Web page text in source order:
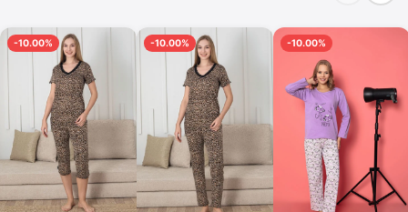
-10.00% -10.00% -10.00%